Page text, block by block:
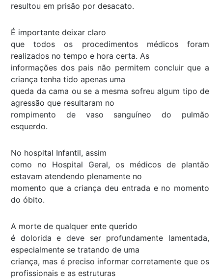
resultou em prisão por desacato.
É importante deixar claro
que todos os procedimentos médicos foram
realizados no tempo e hora certa. As
informações dos pais não permitem concluir que a
criança tenha tido apenas uma
queda da cama ou se a mesma sofreu algum tipo de
agressão que resultaram no
rompimento de vaso sanguíneo do pulmão
esquerdo.
No hospital Infantil, assim
como no Hospital Geral, os médicos de plantão
estavam atendendo plenamente no
momento que a criança deu entrada e no momento
do óbito.
A morte de qualquer ente querido
é dolorida e deve ser profundamente lamentada,
especialmente se tratando de uma
criança, mas é preciso informar corretamente que os
profissionais e as estruturas